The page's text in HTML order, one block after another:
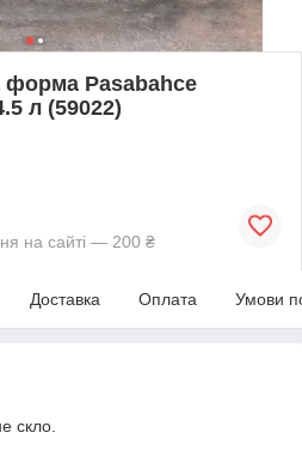
форма Pasabahce
л (59022)
на сайті — 200 ₴
Доставка Оплата Умови
скло.